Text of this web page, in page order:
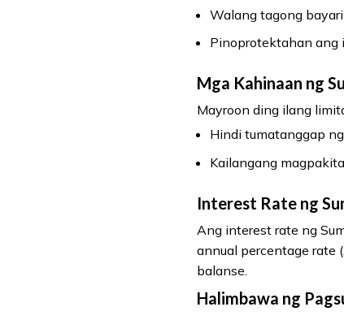
Walang tagong
Pinoprotektahan ang
Mga Kahinaan ng
Mayroon ding ilang
Hindi tumatanggap
Kailangang
Interest Rate ng
Ang interest rate ng
annual percentage rate
balanse.
Halimbawa ng